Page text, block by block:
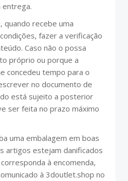
quando recebe uma
fazer a verificação
Caso não o possa
próprio ou porque a
concedeu tempo para o
no documento de
está sujeito a posterior
ser feita no prazo máximo
uma embalagem em boas
artigos estejam danificados
à encomenda,
à 3doutlet.shop no